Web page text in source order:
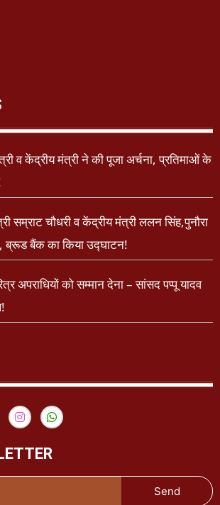
व केंद्रीय मंत्री ने की पूजा अर्चना, प्रतिमाओं के
सम्राट चौधरी व केंद्रीय मंत्री ललन सिंह,पुनौरा
ब्रूड बैंक का किया उद्घाटन!
अपराधियों को सम्मान देना – सांसद पप्पू यादव
Send